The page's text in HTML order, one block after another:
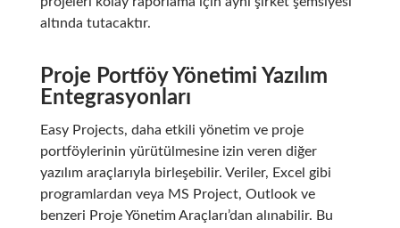
altında tutacaktır.
Proje Portföy Yönetimi Yazılım
Entegrasyonları
Easy Projects, daha etkili yönetim ve proje
portföylerinin yürütülmesine izin veren diğer
yazılım araçlarıyla birleşebilir. Veriler, Excel gibi
programlardan veya MS Project, Outlook ve
benzeri Proje Yönetim Araçları’dan alınabilir. Bu